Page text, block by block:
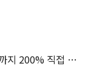
'액션 가이' 재탄생 이동욱, 상탈 탈출 신까지 200% 직접 소화